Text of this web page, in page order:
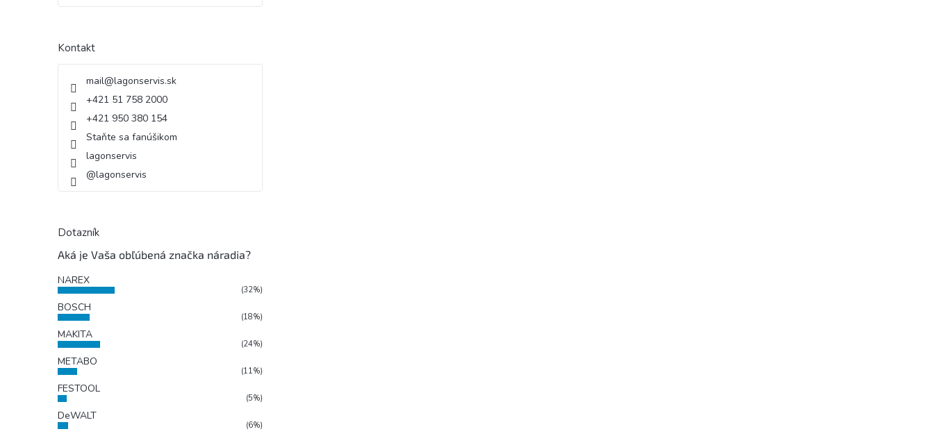
Kontakt
mail@lagonservis.sk
+421 51 758 2000
+421 950 380 154
Staňte sa fanúšikom
lagonservis
@lagonservis
Dotazník
Aká je Vaša obľúbená značka náradia?
NAREX
(32%)
BOSCH
(18%)
MAKITA
(24%)
METABO
(11%)
FESTOOL
(5%)
DeWALT
(6%)